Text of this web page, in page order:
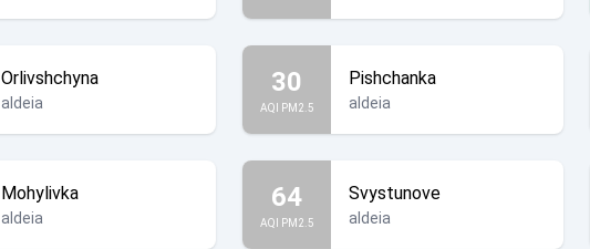
Orlivshchyna
aldeia
30
AQI PM2.5
Pishchanka
aldeia
Mohylivka
aldeia
64
AQI PM2.5
Svystunove
aldeia